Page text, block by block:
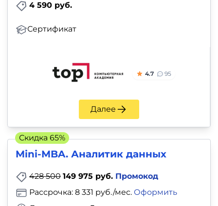
4 590 руб.
Сертификат
4.7 95
Далее
Mini-MBA. Аналитик данных
428 500 149 975 руб. Промокод
Рассрочка: 8 331 руб./мес. Оформить
Скидка 65%